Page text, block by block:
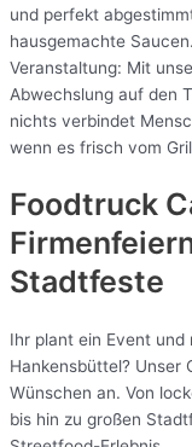
und perfekt
hausgemachte
Veranstaltung: Mit
Abwechslung auf den
nichts verbindet
wenn es frisch vom
Foodtruck
Stadtfeste
Ihr plant ein Event
Hankensbüttel? Unser
Wünschen an. Von
bis hin zu großen